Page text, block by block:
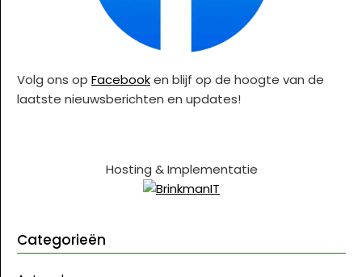
Volg ons op Facebooken blijf op de hoogte van de
laatste nieuwsberichten en updates!
Hosting & Implementatie
Categorieën